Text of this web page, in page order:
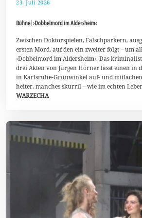
23. Juli 2026
u
u
t
2
0
2
Bühne | ›Dobbelmord im Aldersheim‹
Zwischen Doktorspielen, Falschparkern,
ersten Mord, auf den ein zweiter folgt – um
›Dobbelmord im Aldersheim‹. Das
drei Akten von Jürgen Hörner lässt einen in
in Karlsruhe-Grünwinkel auf- und
heiter, manches skurril – wie im echten
WARZECHA